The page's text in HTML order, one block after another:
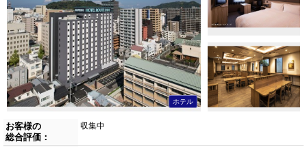
ホテル
お客様の
総合評価：
収集中